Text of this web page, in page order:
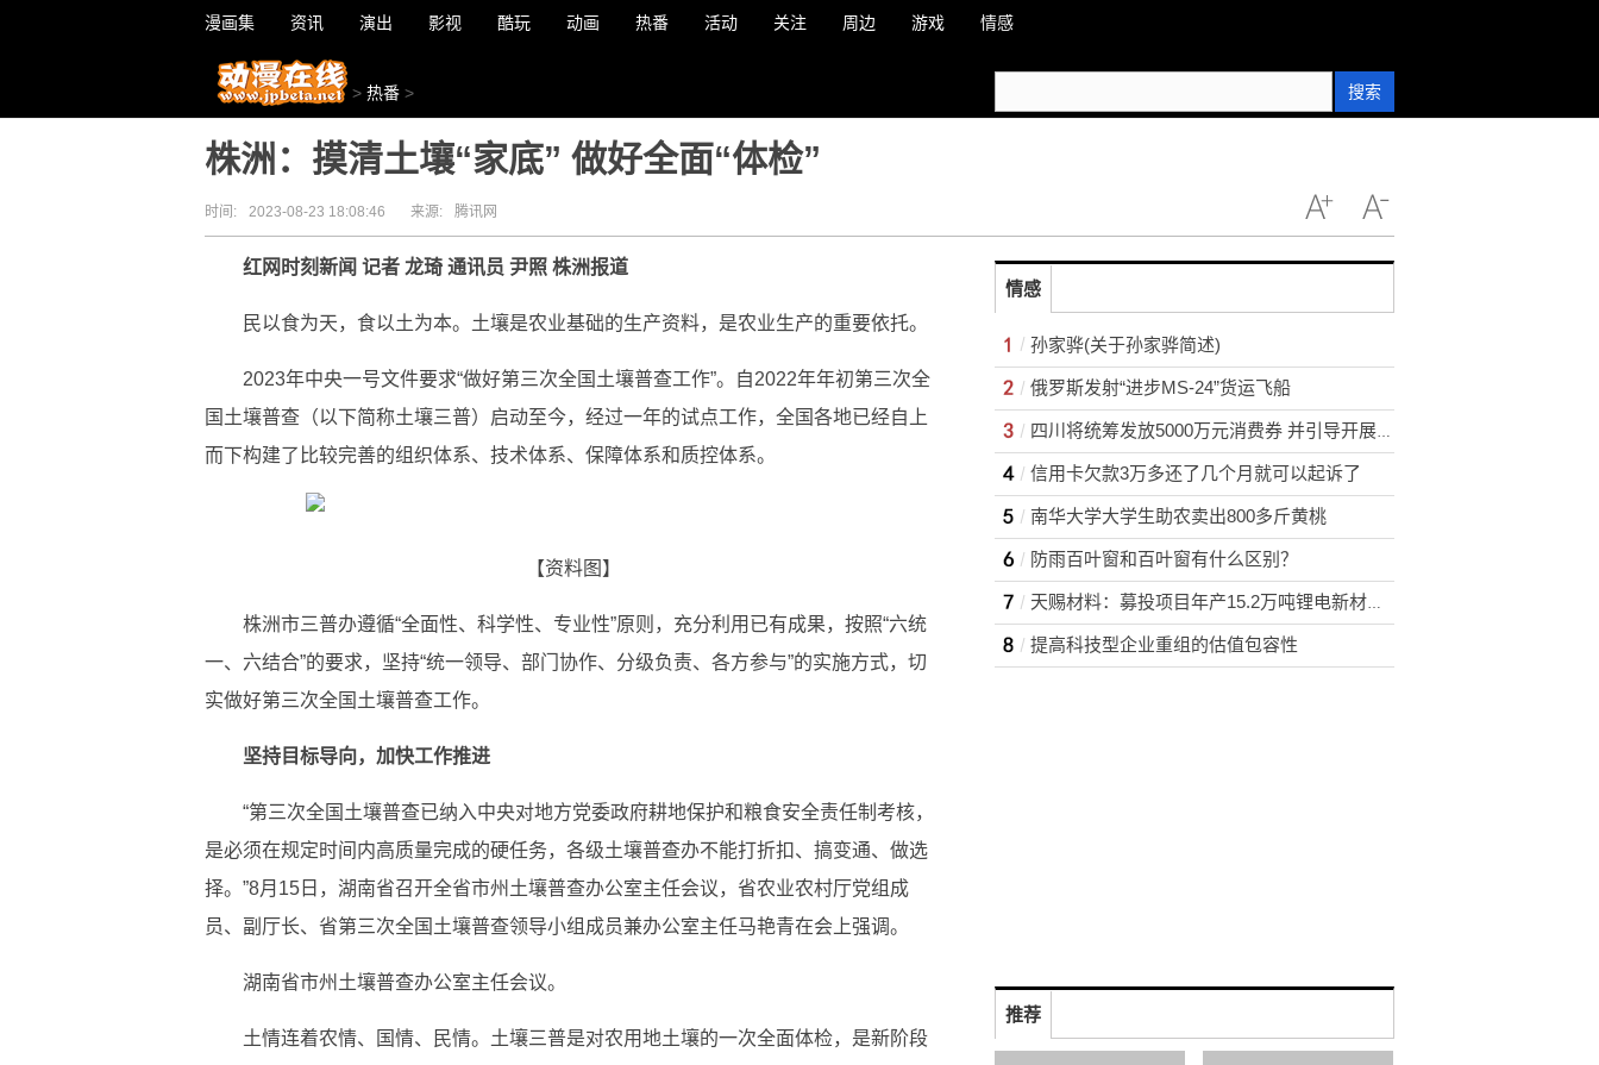
漫画集 资讯 演出 影视 酷玩 动画 热番 活动 关注 周边 游戏 情感
> 热番 > 搜索
株洲：摸清土壤“家底” 做好全面“体检”
时间: 2023-08-23 18:08:46 来源: 腾讯网
红网时刻新闻 记者 龙琦 通讯员 尹照 株洲报道
民以食为天，食以土为本。土壤是农业基础的生产资料，是农业生产的重要依托。
2023年中央一号文件要求“做好第三次全国土壤普查工作”。自2022年年初第三次全
国土壤普查（以下简称土壤三普）启动至今，经过一年的试点工作，全国各地已经自上
而下构建了比较完善的组织体系、技术体系、保障体系和质控体系。
【资料图】
株洲市三普办遵循“全面性、科学性、专业性”原则，充分利用已有成果，按照“六统
一、六结合”的要求，坚持“统一领导、部门协作、分级负责、各方参与”的实施方式，切
实做好第三次全国土壤普查工作。
坚持目标导向，加快工作推进
“第三次全国土壤普查已纳入中央对地方党委政府耕地保护和粮食安全责任制考核，
是必须在规定时间内高质量完成的硬任务，各级土壤普查办不能打折扣、搞变通、做选
择。”8月15日，湖南省召开全省市州土壤普查办公室主任会议，省农业农村厅党组成
员、副厅长、省第三次全国土壤普查领导小组成员兼办公室主任马艳青在会上强调。
湖南省市州土壤普查办公室主任会议。
土情连着农情、国情、民情。土壤三普是对农用地土壤的一次全面体检，是新阶段
情感
孙家骅(关于孙家骅简述)
俄罗斯发射“进步MS-24”货运飞船
四川将统筹发放5000万元消费券 并引导开展优惠活动
信用卡欠款3万多还了几个月就可以起诉了
南华大学大学生助农卖出800多斤黄桃
防雨百叶窗和百叶窗有什么区别？
天赐材料：募投项目年产15.2万吨锂电新材料项目试生产
提高科技型企业重组的估值包容性
推荐